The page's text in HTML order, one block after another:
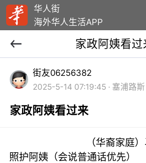
华人街
海外华人生活APP
家政阿姨看过
街友06256382
2025-5-14 07:19:45 · 塞浦路斯
家政阿姨看过来
（华裔家庭）马德
照护阿姨（会说普通话优先）